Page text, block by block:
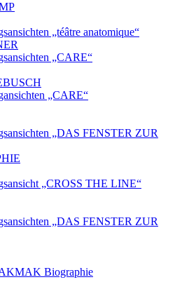
„téâtre anatomique“
„CARE“
„CARE“
„DAS FENSTER ZUR
„CROSS THE LINE“
„DAS FENSTER ZUR
Biographie